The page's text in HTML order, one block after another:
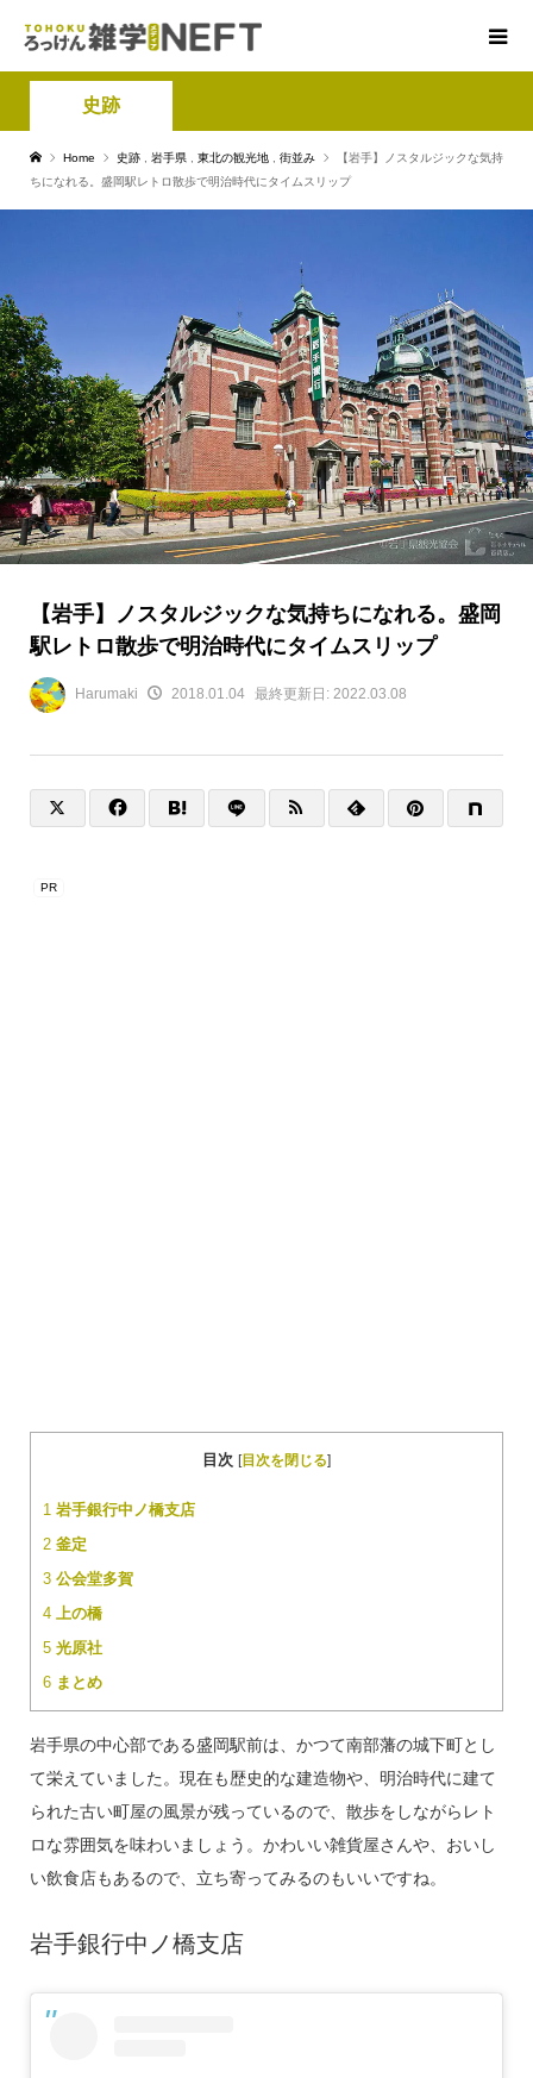
史跡
Home 史跡 岩手県 東北の観光地 街並み
【岩手】ノスタルジックな気持
ちになれる。盛岡駅レトロ散歩で明治時代にタイムスリップ
【岩手】ノスタルジックな気持ちになれる。盛岡
駅レトロ散歩で明治時代にタイムスリップ
Harumaki 2018.01.04 最終更新日: 2022.03.08
目次 [目次を閉じる]
1 岩手銀行中ノ橋支店
2釜定
3公会堂多賀
4上の橋
5光原社
6まとめ
岩手県の中心部である盛岡駅前は、かつて南部藩の城下町とし
て栄えていました。現在も歴史的な建造物や、明治時代に建て
られた古い町屋の風景が残っているので、散歩をしながらレト
ロな雰囲気を味わいましょう。かわいい雑貨屋さんや、おいし
い飲食店もあるので、立ち寄ってみるのもいいですね。
岩手銀行中ノ橋支店